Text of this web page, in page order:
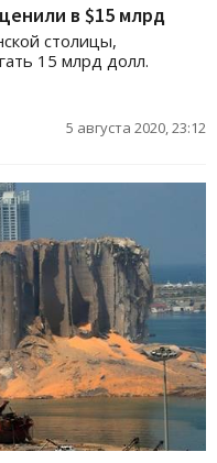
в $15 млрд
столицы,
15 млрд долл.
5 августа 2020, 23:12